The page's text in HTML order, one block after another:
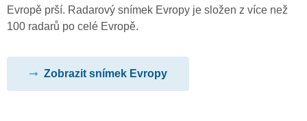
Evropě prší. Radarový snímek Evropy je složen z více než
100 radarů po celé Evropě.
Zobrazit snímek Evropy